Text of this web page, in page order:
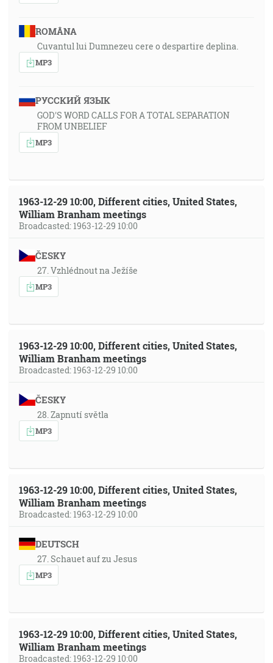
ROMÂNA
Cuvantul lui Dumnezeu cere o despartire deplina.
MP3
РУССКИЙ ЯЗЫК
GOD'S WORD CALLS FOR A TOTAL SEPARATION
FROM UNBELIEF
MP3
1963-12-29 10:00, Different cities, United States,
William Branham meetings
Broadcasted: 1963-12-29 10:00
ČESKY
27. Vzhlédnout na Ježíše
MP3
1963-12-29 10:00, Different cities, United States,
William Branham meetings
Broadcasted: 1963-12-29 10:00
ČESKY
28. Zapnutí světla
MP3
1963-12-29 10:00, Different cities, United States,
William Branham meetings
Broadcasted: 1963-12-29 10:00
DEUTSCH
27. Schauet auf zu Jesus
MP3
1963-12-29 10:00, Different cities, United States,
William Branham meetings
Broadcasted: 1963-12-29 10:00